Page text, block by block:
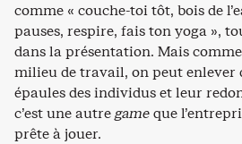
comme « couche-toi tôt, bois de
pauses, respire, fais ton yoga »,
dans la présentation. Mais
milieu de travail, on peut enlever
épaules des individus et leur
c’est une autregameque
prête à jouer.